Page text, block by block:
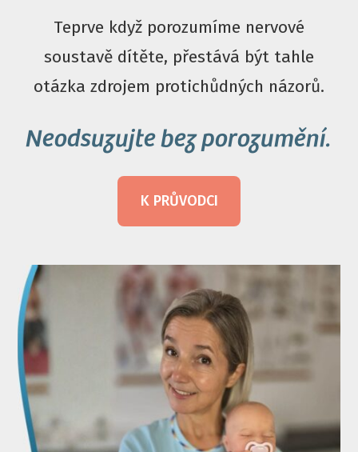
Teprve když porozumíme nervové
soustavě dítěte, přestává být tahle
otázka zdrojem protichůdných názorů.
Neodsuzujte bez porozumění.
K PRŮVODCI